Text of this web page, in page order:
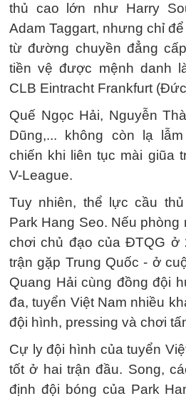
thủ cao lớn như Harry
Adam Taggart, nhưng chỉ
từ đường chuyền đẳng
tiền vệ được mệnh danh
CLB Eintracht Frankfurt
Quế Ngọc Hải, Nguyễn
Dũng,... không còn lạ
chiến khi liên tục mài giũa
V-League.
Tuy nhiên, thể lực cầu
Park Hang Seo. Nếu
chơi chủ đạo của ĐTQG ở
trận gặp Trung Quốc - ở
Quang Hải cùng đồng đội
đa, tuyển Việt Nam nhiều
đội hình, pressing và chơi
Cự ly đội hình của tuyển
tốt ở hai trận đầu. Song,
định đội bóng của Park